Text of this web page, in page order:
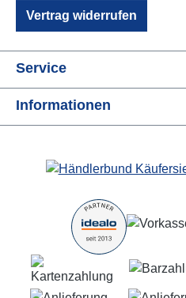
Vertrag widerrufen
Service
Informationen